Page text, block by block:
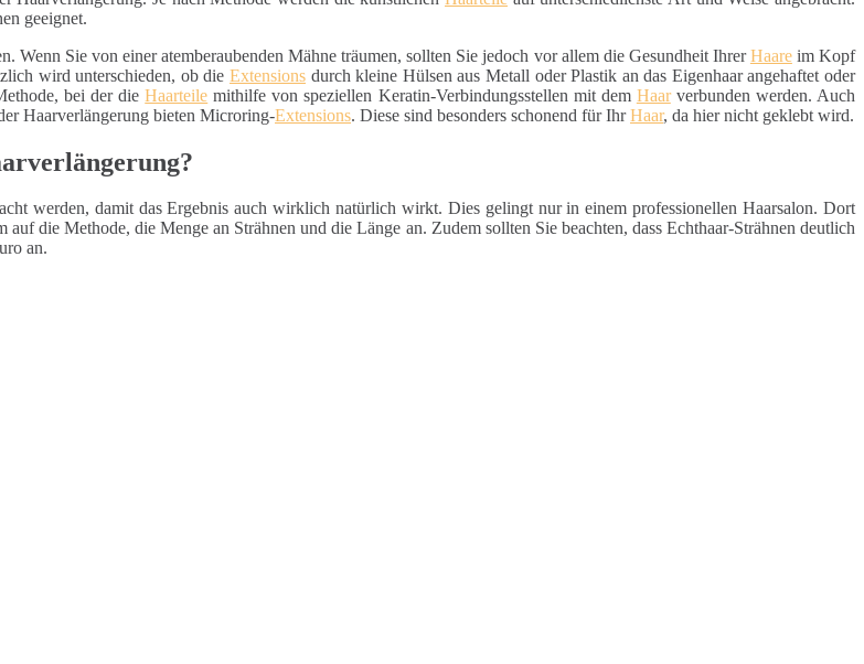
geeignet.
Wenn Sie von einer atemberaubenden Mähne träumen, sollten Sie jedoch vor allem die Gesundheit IhrerHaareim Kopf
wird unterschieden, ob die Extensionsdurch kleine Hülsen aus Metall oder Plastik an das Eigenhaar angehaftet oder
bei der dieHaarteile mithilfe von speziellen Keratin-Verbindungsstellen mit dem Haarverbunden werden. Auch
Haarverlängerung bieten Microring-Extensions. Diese sind besonders schonend für IhrHaar, da hier nicht geklebt wird.
werden, damit das Ergebnis auch wirklich natürlich wirkt. Dies gelingt nur in einem professionellen Haarsalon. Dort
die Methode, die Menge an Strähnen und die Länge an. Zudem sollten Sie beachten, dass Echthaar-Strähnen deutlich
an.